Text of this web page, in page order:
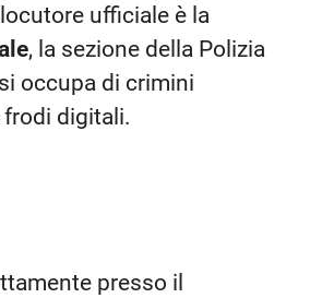
ufficiale è la
, la sezione della Polizia
occupa di crimini
digitali.
presso il